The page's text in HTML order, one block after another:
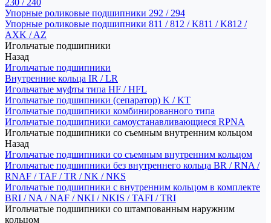
230 / 240
Упорные роликовые подшипники 292 / 294
Упорные роликовые подшипники 811 / 812 / K811 / K812 /
AXK / AZ
Игольчатые подшипники
Назад
Игольчатые подшипники
Внутренние кольца IR / LR
Игольчатые муфты типа HF / HFL
Игольчатые подшипники (сепаратор) K / KT
Игольчатые подшипники комбинированного типа
Игольчатые подшипники самоустанавливающиеся RPNA
Игольчатые подшипники со съемным внутренним кольцом
Назад
Игольчатые подшипники со съемным внутренним кольцом
Игольчатые подшипники без внутреннего кольца BR / RNA /
RNAF / TAF / TR / NK / NKS
Игольчатые подшипники с внутренним кольцом в комплекте
BRI / NA / NAF / NKI / NKIS / TAFI / TRI
Игольчатые подшипники со штампованным наружним
кольцом